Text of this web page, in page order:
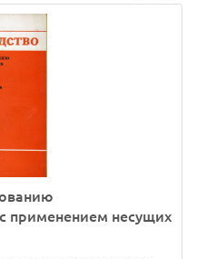
применением несущих